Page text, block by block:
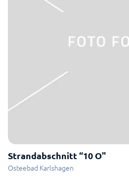
Strandabschnitt “10 O"
Osteebad Karlshagen